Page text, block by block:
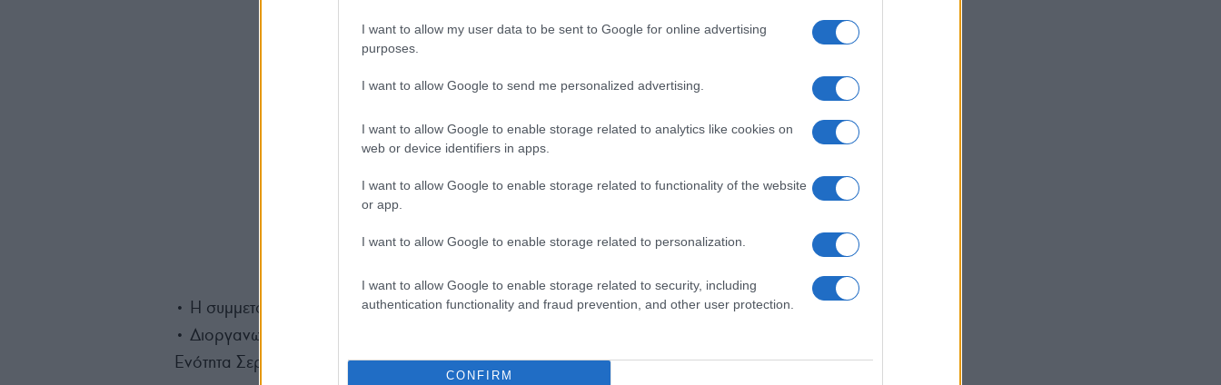
I want to allow my user data to be sent to Google for online advertising
purposes.
I want to allow Google to send me personalized advertising.
I want to allow Google to enable storage related to analytics like cookies on
web or device identifiers in apps.
I want to allow Google to enable storage related to functionality of the website
or app.
I want to allow Google to enable storage related to personalization.
I want to allow Google to enable storage related to security, including
authentication functionality and fraud prevention, and other user protection.
CONFIRM
• Η συμμετοχή στις παράλληλες εκδηλώσεις είναι δωρεάν.
• Διοργανωτές: Δήμος Σιντικής, Περιφέρεια Κεντρικής Μακεδονίας – Περιφερειακή
Ενότητα Σερρών, και το Σωματείο «Στενωπός».